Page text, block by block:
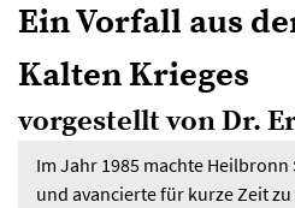
Ein Vorfall aus
Kalten Krieges
vorgestellt von Dr.
Im Jahr 1985 machte Heilbronn
und avancierte für kurze Zeit